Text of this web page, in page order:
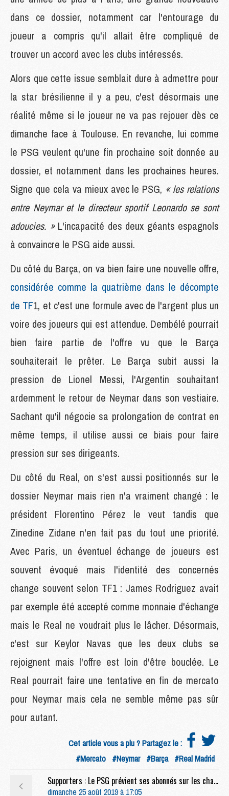
dans ce dossier, notamment car l'entourage du
joueur a compris qu'il allait être compliqué de
trouver un accord avec les clubs intéressés.
Alors que cette issue semblait dure à admettre pour
la star brésilienne il y a peu, c'est désormais une
réalité même si le joueur ne va pas rejouer dès ce
dimanche face à Toulouse. En revanche, lui comme
le PSG veulent qu'une fin prochaine soit donnée au
dossier, et notamment dans les prochaines heures.
Signe que cela va mieux avec le PSG, « les relations
entre Neymar et le directeur sportif Leonardo se sont
adoucies. » L'incapacité des deux géants espagnols
à convaincre le PSG aide aussi.
Du côté du Barça, on va bien faire une nouvelle offre,
considérée comme la quatrième dans le décompte
de TF1, et c'est une formule avec de l'argent plus un
voire des joueurs qui est attendue. Dembélé pourrait
bien faire partie de l'offre vu que le Barça
souhaiterait le prêter. Le Barça subit aussi la
pression de Lionel Messi, l'Argentin souhaitant
ardemment le retour de Neymar dans son vestiaire.
Sachant qu'il négocie sa prolongation de contrat en
même temps, il utilise aussi ce biais pour faire
pression sur ses dirigeants.
Du côté du Real, on s'est aussi positionnés sur le
dossier Neymar mais rien n'a vraiment changé : le
président Florentino Pérez le veut tandis que
Zinedine Zidane n'en fait pas du tout une priorité.
Avec Paris, un éventuel échange de joueurs est
souvent évoqué mais l'identité des concernés
change souvent selon TF1 : James Rodriguez avait
par exemple été accepté comme monnaie d'échange
mais le Real ne voudrait plus le lâcher. Désormais,
c'est sur Keylor Navas que les deux clubs se
rejoignent mais l'offre est loin d'être bouclée. Le
Real pourrait faire une tentative en fin de mercato
pour Neymar mais cela ne semble même pas sûr
pour autant.
Cet article vous a plu ? Partagez le :
#Mercato #Neymar #Barça #Real Madrid
Supporters : Le PSG prévient ses abonnés sur les chants injurieux
dimanche 25 août 2019 à 17:05